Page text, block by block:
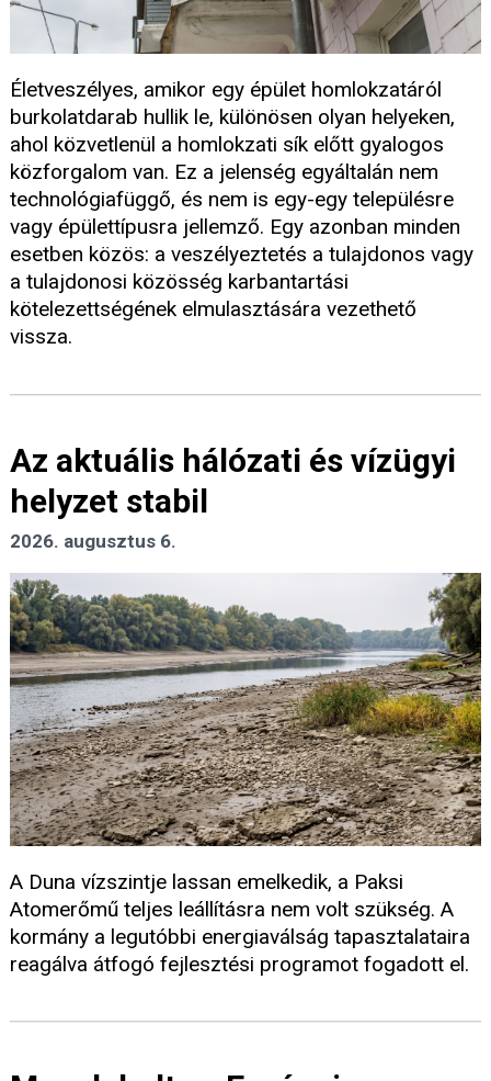
Életveszélyes, amikor egy épület homlokzatáról
burkolatdarab hullik le, különösen olyan helyeken,
ahol közvetlenül a homlokzati sík előtt gyalogos
közforgalom van. Ez a jelenség egyáltalán nem
technológiafüggő, és nem is egy-egy településre
vagy épülettípusra jellemző. Egy azonban minden
esetben közös: a veszélyeztetés a tulajdonos vagy
a tulajdonosi közösség karbantartási
kötelezettségének elmulasztására vezethető
vissza.
Az aktuális hálózati és vízügyi
helyzet stabil
2026. augusztus 6.
A Duna vízszintje lassan emelkedik, a Paksi
Atomerőmű teljes leállításra nem volt szükség. A
kormány a legutóbbi energiaválság tapasztalataira
reagálva átfogó fejlesztési programot fogadott el.